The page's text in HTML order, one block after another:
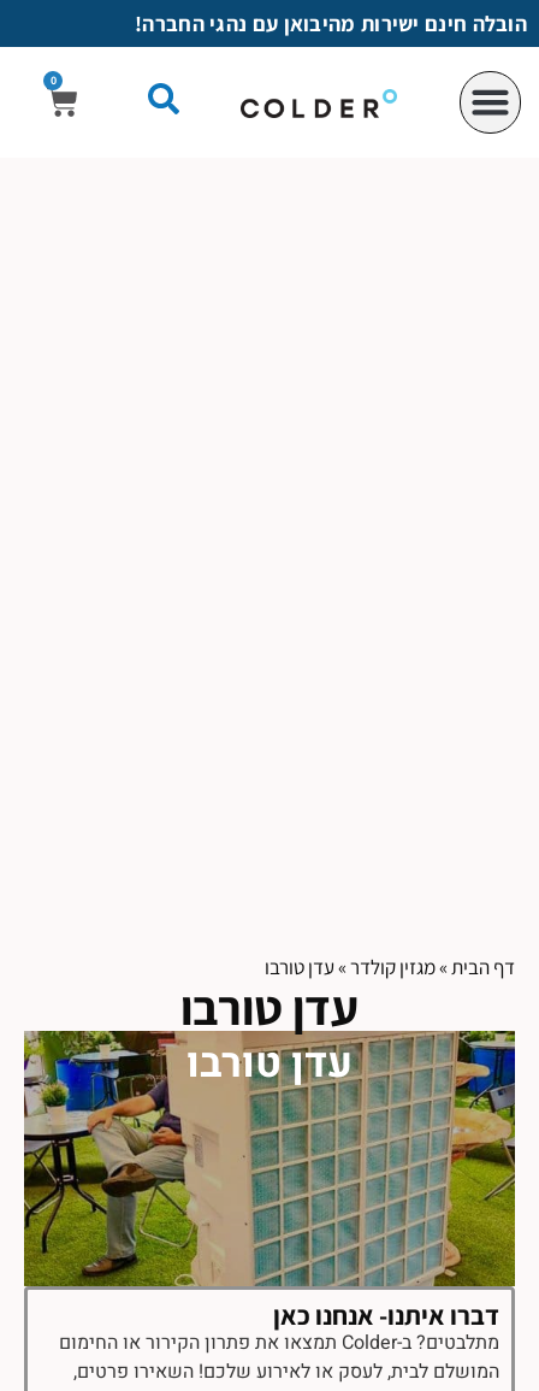
לתוכן
הובלה חינם ישירות מהיבואן עם נהגי החברה!
0
דברו איתנו- אנחנו כאן
מתלבטים? ב-Colder תמצאו את פתרון הקירור או החימום
המושלם לבית, לעסק או לאירוע שלכם! השאירו פרטים,
עדן טורבו
עדן טורבו
דף הבית»מגזין קולדר»עדן טורבו